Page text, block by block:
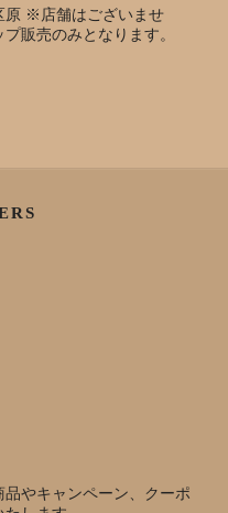
原 ※店舗はございませ
販売のみとなります。
やキャンペーン、クーポ